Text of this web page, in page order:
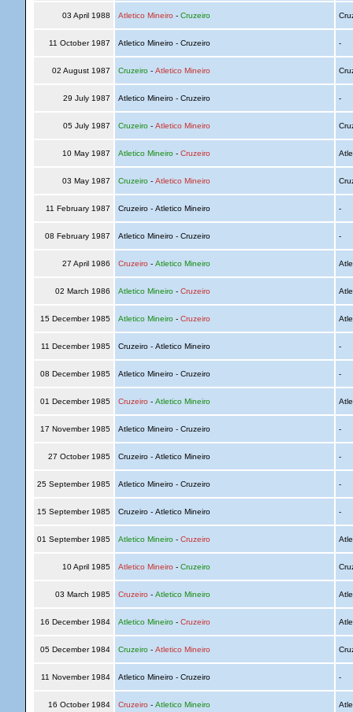
03 April 1988 Atletico Mineiro - Cruzeiro
11 October 1987 Atletico Mineiro - Cruzeiro -
02 August 1987 Cruzeiro- Atletico Mineiro
29 July 1987 Atletico Mineiro - Cruzeiro -
05 July 1987 Cruzeiro- Atletico Mineiro
10 May 1987 Atletico Mineiro- Cruzeiro
03 May 1987 Cruzeiro- Atletico Mineiro
11 February 1987 Cruzeiro - Atletico Mineiro -
08 February 1987 Atletico Mineiro - Cruzeiro -
27 April 1986 Cruzeiro - Atletico Mineiro
02 March 1986 Atletico Mineiro- Cruzeiro
15 December 1985 Atletico Mineiro- Cruzeiro
11 December 1985 Cruzeiro - Atletico Mineiro -
08 December 1985 Atletico Mineiro - Cruzeiro -
01 December 1985 Cruzeiro - Atletico Mineiro
17 November 1985 Atletico Mineiro - Cruzeiro -
27 October 1985 Cruzeiro - Atletico Mineiro -
25 September 1985 Atletico Mineiro - Cruzeiro -
15 September 1985 Cruzeiro - Atletico Mineiro -
01 September 1985 Atletico Mineiro- Cruzeiro
10 April 1985 Atletico Mineiro - Cruzeiro
03 March 1985 Cruzeiro - Atletico Mineiro
16 December 1984 Atletico Mineiro- Cruzeiro
05 December 1984 Cruzeiro- Atletico Mineiro
11 November 1984 Atletico Mineiro - Cruzeiro -
16 October 1984 Cruzeiro - Atletico Mineiro